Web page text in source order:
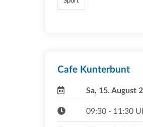
Cafe Kunterbunt
Sa, 15. August
09:30 - 11:30